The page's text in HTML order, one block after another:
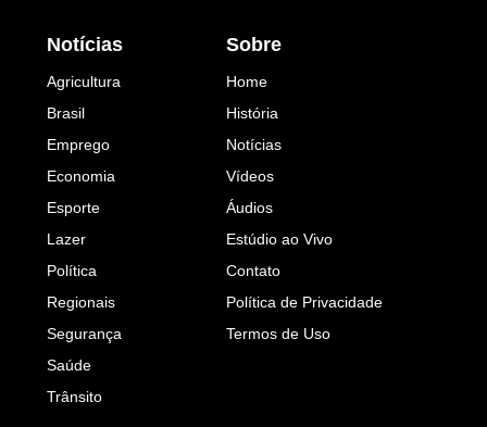
Notícias
Agricultura
Brasil
Emprego
Economia
Esporte
Lazer
Política
Regionais
Segurança
Saúde
Trânsito
Sobre
Home
História
Notícias
Vídeos
Áudios
Estúdio ao Vivo
Contato
Política de Privacidade
Termos de Uso